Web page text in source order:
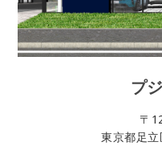
プ
〒
東京都足